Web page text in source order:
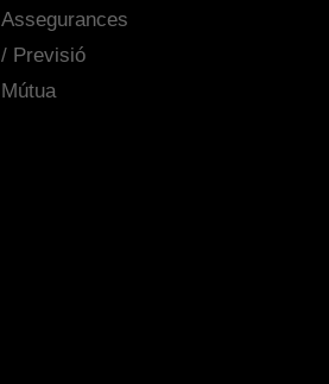
Assegurances
/ Previsió
Mútua